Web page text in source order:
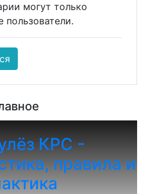
могут только
пользователи.
КРС -
правила и